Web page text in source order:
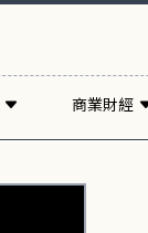
商業財經